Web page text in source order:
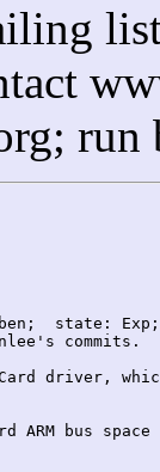
state:
commits.
driver,
ARM bus